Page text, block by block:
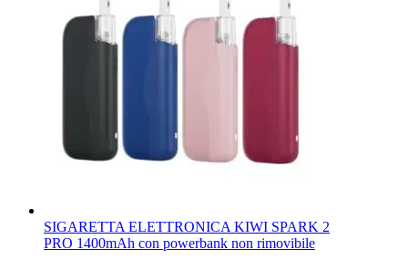
SIGARETTA ELETTRONICA KIWI SPARK 2
PRO 1400mAh con powerbank non rimovibile